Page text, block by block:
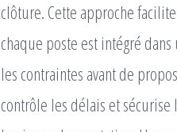
clôture. Cette approche
chaque poste est intégré
les contraintes avant de
contrôle les délais et